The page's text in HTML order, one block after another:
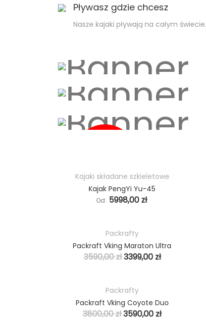
Pływasz gdzie chcesz
Nasze kajaki pływają na całym
KAJAKI
HYBRYDOWE
ZABIERZ JE WSZĘDZIE
PACKRAFTY
ZOBACZ
Kajaki składane szkieletowe
Kajak PengYi Yu-45
Od: 5998,00 zł
PROMO
Packrafty
Packraft Vking Maraton Ultra
3590,00zł3399,00 zł
PROMO
Packrafty
Packraft Vking Coyote Duo
3800,00zł3590,00 zł